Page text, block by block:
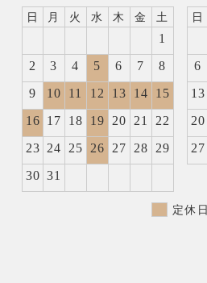
日 月 火 水 木 金 土
1
2
3 4 5 6 7
8
9
10 11 12 13 14
15
16 17 18 19 20 21
22
23 24 25 26 27 28
29
30 31
日
6
13
20
27
定休日